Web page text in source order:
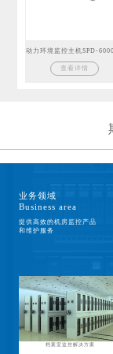
查看详情
业务领域
Business area
提供高效的机房监控产品
和维护服务
档案室监控解决方案